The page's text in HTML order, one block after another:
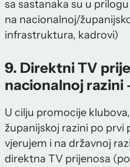
sa sastanaka su u
na nacionalnoj/
infrastruktura, kadrovi)
9. Direktni TV
nacionalnoj razini
U cilju promocije
županijskoj razini po prvi
vjerujem i na državnoj
direktna TV prijenosa